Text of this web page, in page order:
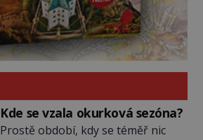
Kde se vzala okurková sezóna?
Prostě období, kdy se téměř nic